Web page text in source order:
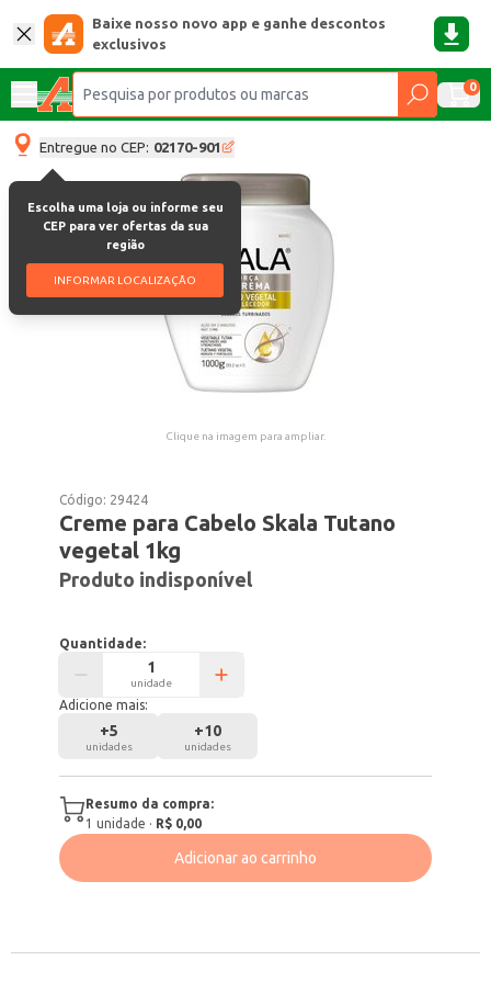
Baixe nosso novo app e ganhe descontos
exclusivos
0
Entregue no CEP: 02170-901
Escolha uma loja ou informe seu
CEP para ver ofertas da sua
região
INFORMAR LOCALIZAÇÃO
Clique na imagem para ampliar.
Código: 29424
Creme para Cabelo Skala Tutano
vegetal 1kg
Produto indisponível
Quantidade:
unidade
Adicione mais:
+5
unidades
+10
unidades
Resumo da compra:
1 unidade · R$ 0,00
Adicionar ao carrinho